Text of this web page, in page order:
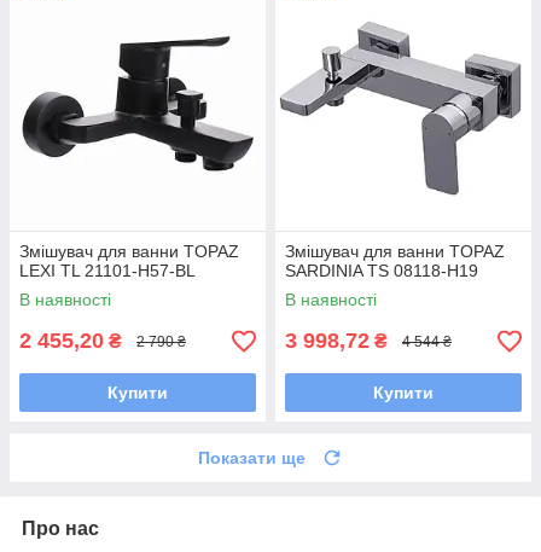
Змішувач для ванни TOPAZ
LEXI TL 21101-H57-BL
В наявності
2 455,20 ₴ 2 790 ₴
Купити
Змішувач для ванни TOPAZ
SARDINIA TS 08118-H19
В наявності
3 998,72 ₴ 4 544 ₴
Купити
Показати ще
Про нас